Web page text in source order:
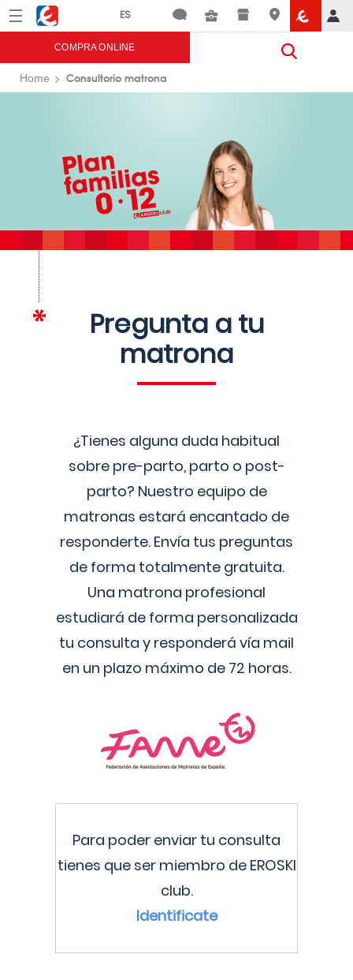
Menú Eroski
COMPRA ONLINE
Home Consultorio matrona
Pregunta a tu
matrona
¿Tienes alguna duda habitual
sobre pre-parto, parto o post-
parto? Nuestro equipo de
matronas estará encantado de
responderte. Envía tus preguntas
de forma totalmente gratuita.
Una matrona profesional
estudiará de forma personalizada
tu consulta y responderá vía mail
en un plazo máximo de 72 horas.
Para poder enviar tu consulta
tienes que ser miembro de EROSKI
club.
Identificate